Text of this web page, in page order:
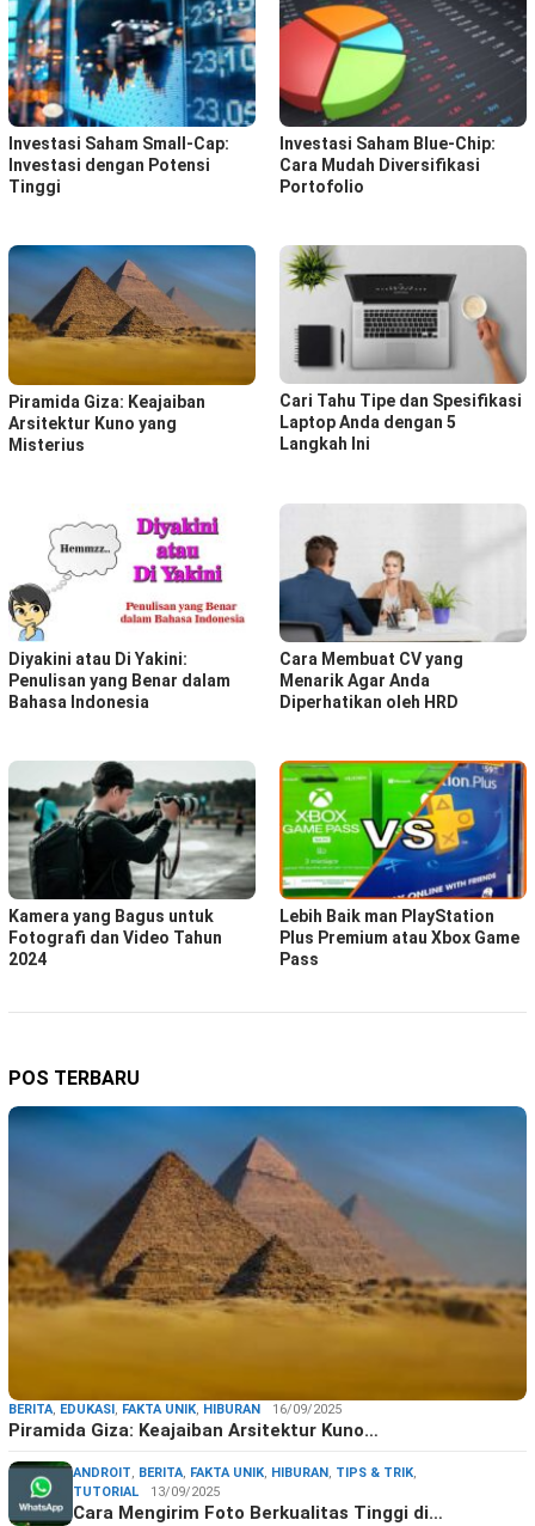
Investasi Saham Small-Cap:
Investasi dengan Potensi
Tinggi
Investasi Saham Blue-Chip:
Cara Mudah Diversifikasi
Portofolio
Piramida Giza: Keajaiban
Arsitektur Kuno yang
Misterius
Cari Tahu Tipe dan Spesifikasi
Laptop Anda dengan 5
Langkah Ini
Diyakini atau Di Yakini:
Penulisan yang Benar dalam
Bahasa Indonesia
Cara Membuat CV yang
Menarik Agar Anda
Diperhatikan oleh HRD
Kamera yang Bagus untuk
Fotografi dan Video Tahun
2024
Lebih Baik man PlayStation
Plus Premium atau Xbox Game
Pass
POS TERBARU
BERITA, EDUKASI , FAKTA UNIK, HIBURAN 16/09/2025
Piramida Giza: Keajaiban Arsitektur Kuno…
ANDROIT, BERITA, FAKTA UNIK, HIBURAN , TIPS & TRIK,
TUTORIAL
13/09/2025
Cara Mengirim Foto Berkualitas Tinggi di…